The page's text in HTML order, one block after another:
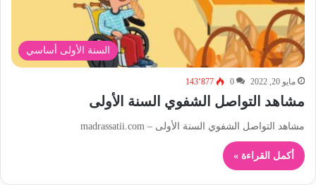
السنة الأولى أساسي
مايو 20, 2022 0 143٬877
مشاهد التواصل الشفوي السنة الأولى
مشاهد التواصل الشفوي السنة الأولى – madrassatii.com
أكمل القراءة »